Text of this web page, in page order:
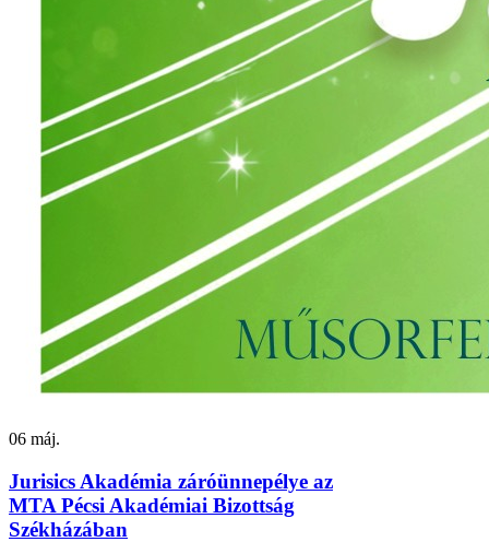
06 máj.
Jurisics Akadémia záróünnepélye az
MTA Pécsi Akadémiai Bizottság
Székházában